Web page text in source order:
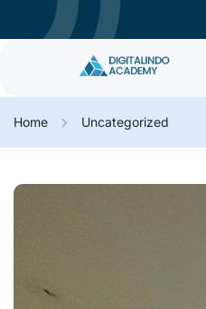
Home Uncategorized